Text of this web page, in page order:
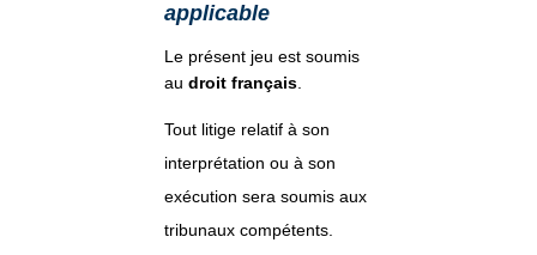
applicable
Le présent jeu est soumis
au droit français.
Tout litige relatif à son
interprétation ou à son
exécution sera soumis aux
tribunaux compétents.